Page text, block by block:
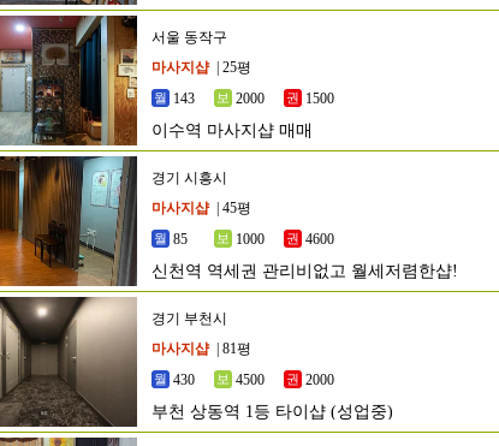
서울 동작구
마사지샵
| 25평
143
2000 1500
이수역 마사지샵 매매
경기 시흥시
마사지샵
| 45평
85
1000 4600
신천역 역세권 관리비없고 월세저렴한샵!
경기 부천시
마사지샵
| 81평
430
4500 2000
부천 상동역 1등 타이샵 (성업중)